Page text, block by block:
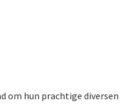
om hun prachtige diversen